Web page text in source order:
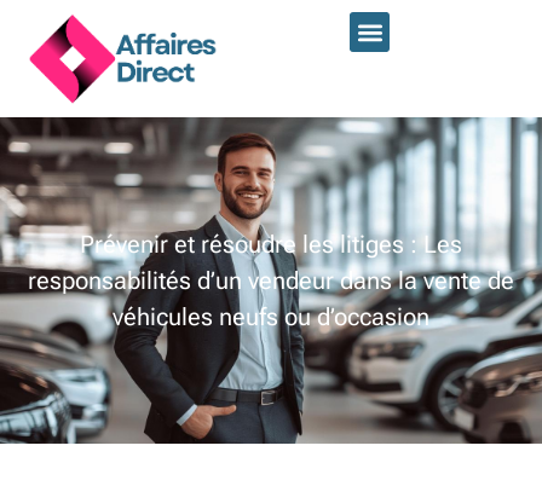
Prévenir et résoudre les litiges : Les
responsabilités d’un vendeur dans la vente de
véhicules neufs ou d’occasion